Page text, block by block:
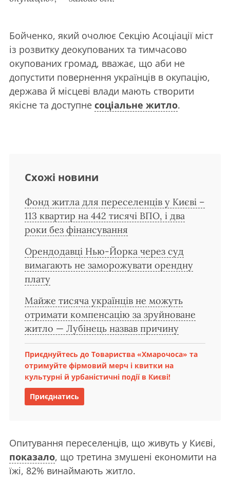
Бойченко, який очолює Секцію Асоціації міст
із розвитку деокупованих та тимчасово
окупованих громад, вважає, що аби не
допустити повернення українців в окупацію,
держава й місцеві влади мають створити
якісне та доступне соціальне житло.
Схожі новини
Фонд житла для переселенців у Києві –
113 квартир на 442 тисячі ВПО, і два
роки без фінансування
Орендодавці Нью-Йорка через суд
вимагають не заморожувати орендну
плату
Майже тисяча українців не можуть
отримати компенсацію за зруйноване
житло — Лубінець назвав причину
Приєднуйтесь до Товариства «Хмарочоса» та
отримуйте фірмовий мерч і квитки на
культурні й урбаністичні події в Києві!
Приєднатись
Опитування переселенців, що живуть у Києві,
показало, що третина змушені економити на
їжі, 82% винаймають житло.